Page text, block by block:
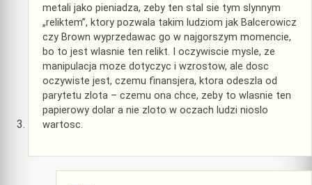
metali jako pieniadza, zeby ten stal sie tym slynnym
„reliktem”, ktory pozwala takim ludziom jak Balcerowicz
czy Brown wyprzedawac go w najgorszym momencie,
bo to jest wlasnie ten relikt. I oczywiscie mysle, ze
manipulacja moze dotyczyc i wzrostow, ale dosc
oczywiste jest, czemu finansjera, ktora odeszla od
parytetu zlota – czemu ona chce, zeby to wlasnie ten
papierowy dolar a nie zloto w oczach ludzi nioslo
wartosc.